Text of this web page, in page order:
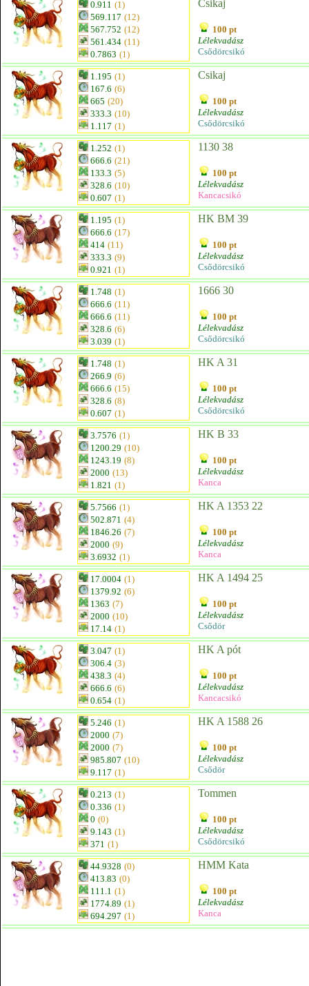
0.911 (1)
569.117 (12)
567.752 (12)
561.434 (11)
0.7863 (1)
Csikaj
100 pt
Lélekvadász
Csődörcsikó
1.195 (1)
167.6 (6)
665 (20)
333.3 (10)
1.117 (1)
Csikaj
100 pt
Lélekvadász
Csődörcsikó
1.252 (1)
666.6 (21)
133.3 (5)
328.6 (10)
0.607 (1)
1130 38
100 pt
Lélekvadász
Kancacsikó
1.195 (1)
666.6 (17)
414 (11)
333.3 (9)
0.921 (1)
HK BM 39
100 pt
Lélekvadász
Csődörcsikó
1.748 (1)
666.6 (11)
666.6 (11)
328.6 (6)
3.039 (1)
1666 30
100 pt
Lélekvadász
Csődörcsikó
1.748 (1)
266.9 (6)
666.6 (15)
328.6 (8)
0.607 (1)
HK A 31
100 pt
Lélekvadász
Csődörcsikó
3.7576 (1)
1200.29 (10)
1243.19 (8)
2000 (13)
1.821 (1)
HK B 33
100 pt
Lélekvadász
Kanca
5.7566 (1)
502.871 (4)
1846.26 (7)
2000 (9)
3.6932 (1)
HK A 1353 22
100 pt
Lélekvadász
Kanca
17.0004 (1)
1379.92 (6)
1363 (7)
2000 (10)
17.14 (1)
HK A 1494 25
100 pt
Lélekvadász
Csődör
3.047 (1)
306.4 (3)
438.3 (4)
666.6 (6)
0.654 (1)
HK A pót
100 pt
Lélekvadász
Kancacsikó
5.246 (1)
2000 (7)
2000 (7)
985.807 (10)
9.117 (1)
HK A 1588 26
100 pt
Lélekvadász
Csődör
0.213 (1)
0.336 (1)
0 (0)
9.143 (1)
371 (1)
Tommen
100 pt
Lélekvadász
Csődörcsikó
44.9328 (0)
413.83 (0)
111.1 (1)
1774.89 (1)
694.297 (1)
HMM Kata
100 pt
Lélekvadász
Kanca